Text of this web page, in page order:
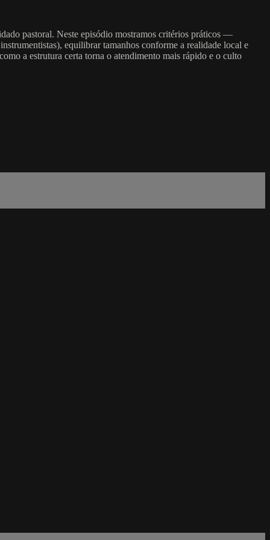
pastoral. Neste episódio mostramos critérios práticos —
equilibrar tamanhos conforme a realidade local e
a estrutura certa torna o atendimento mais rápido e o culto